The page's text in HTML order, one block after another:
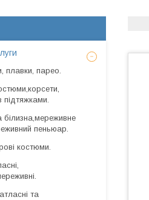
плавки, парео.
підтяжками.
пеньюар.
костюми.
та